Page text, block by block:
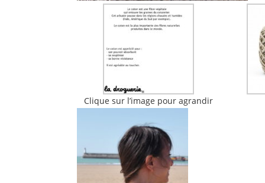
Clique sur l’image pour agrandir